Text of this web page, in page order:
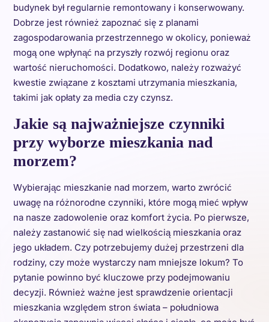
budynek był regularnie remontowany i konserwowany.
Dobrze jest również zapoznać się z planami
zagospodarowania przestrzennego w okolicy, ponieważ
mogą one wpłynąć na przyszły rozwój regionu oraz
wartość nieruchomości. Dodatkowo, należy rozważyć
kwestie związane z kosztami utrzymania mieszkania,
takimi jak opłaty za media czy czynsz.
Jakie są najważniejsze czynniki
przy wyborze mieszkania nad
morzem?
Wybierając mieszkanie nad morzem, warto zwrócić
uwagę na różnorodne czynniki, które mogą mieć wpływ
na nasze zadowolenie oraz komfort życia. Po pierwsze,
należy zastanowić się nad wielkością mieszkania oraz
jego układem. Czy potrzebujemy dużej przestrzeni dla
rodziny, czy może wystarczy nam mniejsze lokum? To
pytanie powinno być kluczowe przy podejmowaniu
decyzji. Również ważne jest sprawdzenie orientacji
mieszkania względem stron świata – południowa